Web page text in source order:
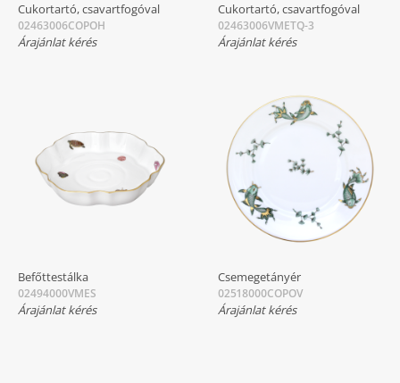
Cukortartó, csavartfogóval
02463006COPOH
Árajánlat kérés
Cukortartó, csavartfogóval
02463006VMETQ-3
Árajánlat kérés
Befőttestálka
02494000VMES
Árajánlat kérés
Csemegetányér
02518000COPOV
Árajánlat kérés